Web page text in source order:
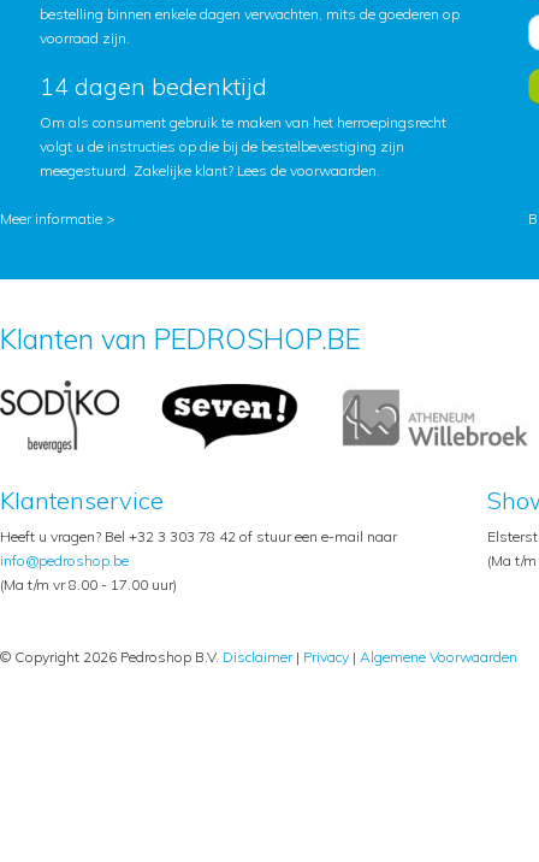
bestelling binnen enkele dagen verwachten, mits de goederen op
voorraad zijn.
14 dagen bedenktijd
Om als consument gebruik te maken van het herroepingsrecht
volgt u de instructies op die bij de bestelbevestiging zijn
meegestuurd. Zakelijke klant? Lees de voorwaarden.
Meer informatie >
Klanten van PEDROSHOP.BE
Klantenservice
Heeft u vragen? Bel +32 3 303 78 42 of stuur een e-mail naar
info@pedroshop.be
(Ma t/m vr 8.00 - 17.00 uur)
(Ma t/
© Copyright 2026 Pedroshop B.V. Disclaimer| Privacy | Algemene Voorwaarden